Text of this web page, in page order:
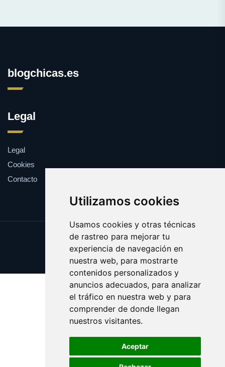
Utilizamos cookies
Usamos cookies y otras técnicas
de rastreo para mejorar tu
experiencia de navegación en
nuestra web, para mostrarte
contenidos personalizados y
anuncios adecuados, para analizar
el tráfico en nuestra web y para
comprender de donde llegan
nuestros visitantes.
Aceptar
blogchicas.es
Legal
Legal
Cookies
Contacto
Update cookies preferences
Copyright © 2025 blogchicas.es